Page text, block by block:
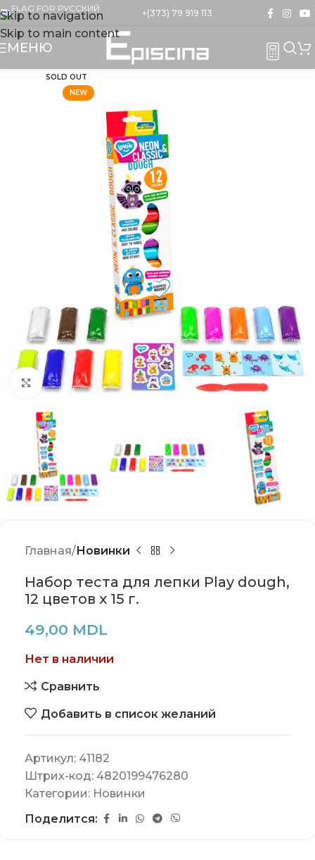
Skip to navigation
Skip to main content
+(373) 79 919 113
МЕНЮ
SOLD OUT
NEW
Click to enlarge
Главная Новинки
Набор теста для лепки Play dough,
12 цветов х 15 г.
49,00 MDL
Нет в наличии
Сравнить
Добавить в список желаний
Артикул: 41182
Штрих-код: 4820199476280
Категории: Новинки
Поделится: